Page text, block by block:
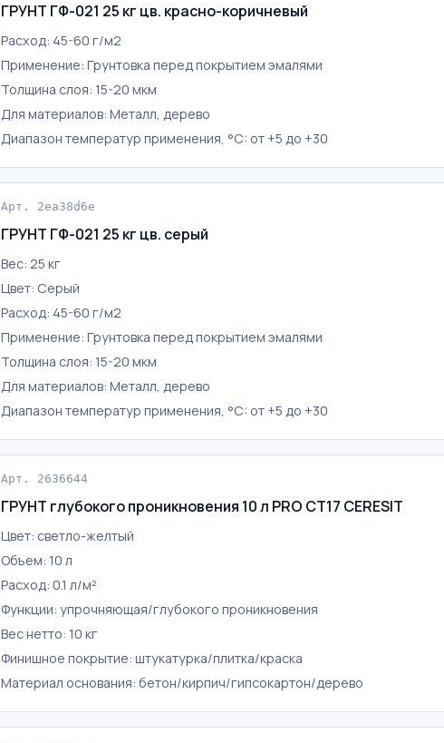
ГРУНТ ГФ-021 25 кг цв. красно-коричневый
Расход: 45-60 г/м2
Применение: Грунтовка перед покрытием эмалями
Толщина слоя: 15-20 мкм
Для материалов: Металл, дерево
Диапазон температур применения, °C: от +5 до +30
Арт. 2ea38d6e
ГРУНТ ГФ-021 25 кг цв. серый
Вес: 25 кг
Цвет: Серый
Расход: 45-60 г/м2
Применение: Грунтовка перед покрытием эмалями
Толщина слоя: 15-20 мкм
Для материалов: Металл, дерево
Диапазон температур применения, °C: от +5 до +30
Арт. 2636644
ГРУНТ глубокого проникновения 10 л PRO СТ17 CERESIT
Цвет: светло-желтый
Объем: 10 л
Расход: 0.1 л/м²
Функции: упрочняющая/глубокого проникновения
Вес нетто: 10 кг
Финишное покрытие: штукатурка/плитка/краска
Материал основания: бетон/кирпич/гипсокартон/дерево